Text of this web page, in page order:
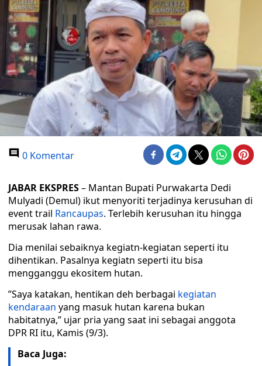
0 Komentar
JABAR EKSPRES– Mantan Bupati Purwakarta Dedi
Mulyadi (Demul) ikut menyoriti terjadinya kerusuhan di
event trail Rancaupas. Terlebih kerusuhan itu hingga
merusak lahan rawa.
Dia menilai sebaiknya kegiatn-kegiatan seperti itu
dihentikan. Pasalnya kegiatn seperti itu bisa
mengganggu ekositem hutan.
”Saya katakan, hentikan deh berbagai kegiatan
kendaraan yang masuk hutan karena bukan
habitatnya,” ujar pria yang saat ini sebagai anggota
DPR RI itu, Kamis (9/3).
Baca Juga: